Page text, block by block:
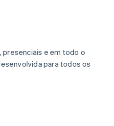
e em todo o
para todos os